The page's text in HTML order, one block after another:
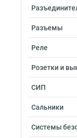
Разъемы
Реле
Розетки и
СИП
Сальники
Системы